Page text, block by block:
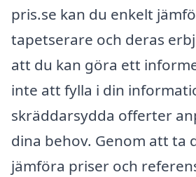
pris.se kan du enkelt
tapetserare och deras
att du kan göra ett
inte att fylla i din
skräddarsydda offerter
dina behov. Genom att ta
jämföra priser och